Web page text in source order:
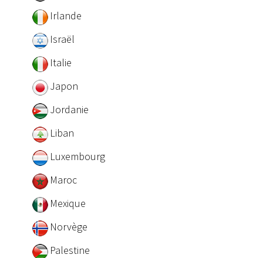
Irlande
Israël
Italie
Japon
Jordanie
Liban
Luxembourg
Maroc
Mexique
Norvège
Palestine